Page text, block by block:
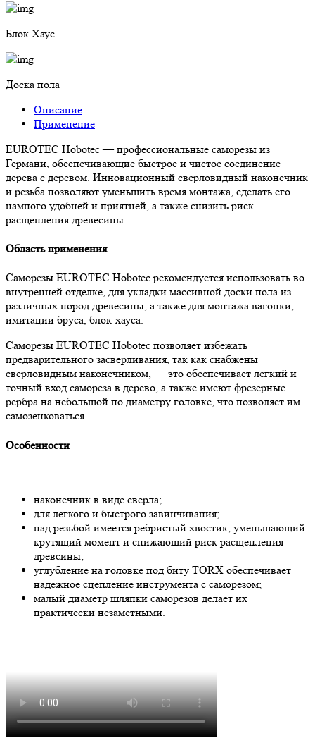
Блок Хаус
Доска пола
Описание
Применение
EUROTEC Hobotec — профессиональные саморезы из
Германи, обеспечивающие быстрое и чистое соединение
дерева с деревом. Инновационный сверловидный наконечник
и резьба позволяют уменьшить время монтажа, сделать его
намного удобней и приятней, а также снизить риск
расщепления древесины.
Область применения
Саморезы EUROTEC Hobotec рекомендуется использовать во
внутренней отделке, для укладки массивной доски пола из
различных пород древесины, а также для монтажа вагонки,
имитации бруса, блок-хауса.
Саморезы EUROTEC Hobotec позволяет избежать
предварительного засверливания, так как снабжены
сверловидным наконечником, — это обеспечивает легкий и
точный вход самореза в дерево, а также имеют фрезерные
рербра на небольшой по диаметру головке, что позволяет им
самозенковаться.
Особенности
наконечник в виде сверла;
для легкого и быстрого завинчивания;
над резьбой имеется ребристый хвостик, уменьшающий
крутящий момент и снижающий риск расщепления
древсины;
углубление на головке под биту TORX обеспечивает
надежное сцепление инструмента с саморезом;
малый диаметр шляпки саморезов делает их
практически незаметными.